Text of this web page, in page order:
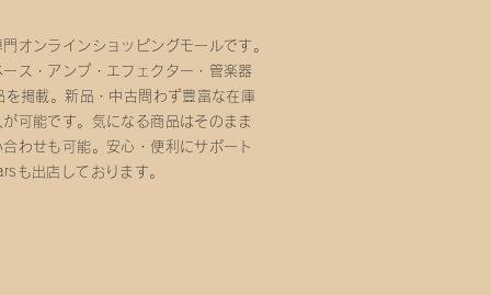
オンラインショッピングモールです。
ス・アンプ・エフェクター・管楽器
掲載。新品・中古問わず豊富な在庫
可能です。気になる商品はそのまま
わせも可能。 安心・便利にサポート
も出店しております。